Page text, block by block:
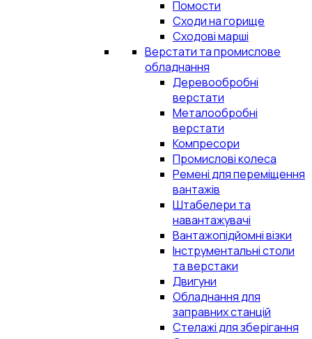
Помости
Сходи на горище
Сходові марші
Верстати та промислове
обладнання
Деревообробні
верстати
Металообробні
верстати
Компресори
Промислові колеса
Ремені для переміщення
вантажів
Штабелери та
навантажувачі
Вантажопідйомні візки
Інструментальні столи
та верстаки
Двигуни
Обладнання для
заправних станцій
Стелажі для зберігання